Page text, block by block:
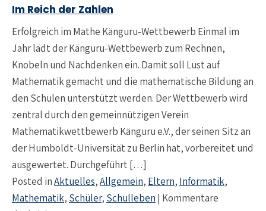
Im Reich der Zahlen
Erfolgreich im Mathe Känguru-Wettbewerb Einmal im
Jahr lädt der Känguru-Wettbewerb zum Rechnen,
Knobeln und Nachdenken ein. Damit soll Lust auf
Mathematik gemacht und die mathematische Bildung an
den Schulen unterstützt werden. Der Wettbewerb wird
zentral durch den gemeinnützigen Verein
Mathematikwettbewerb Känguru e.V., der seinen Sitz an
der Humboldt-Universität zu Berlin hat, vorbereitet und
ausgewertet. Durchgeführt […]
Posted inAktuelles,Allgemein, Eltern, Informatik,
Mathematik, Schüler, Schulleben | Kommentare